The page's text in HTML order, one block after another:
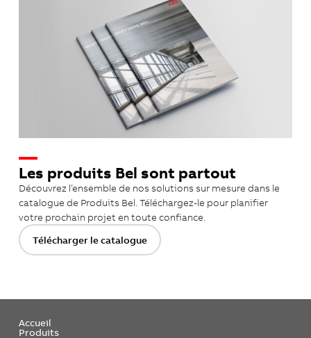
Les produits Bel sont partout
Découvrez l’ensemble de nos solutions sur mesure dans le
catalogue de Produits Bel. Téléchargez-le pour planifier
votre prochain projet en toute confiance.
Télécharger le catalogue
Accueil
Produits